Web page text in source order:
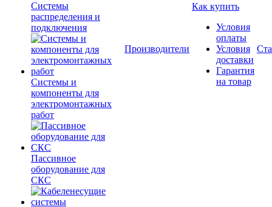
Системы
распределения и
подключения
Системы и
компоненты для
электромонтажных
работ
Пассивное
оборудование для
СКС
Производители
Как купить
Условия
оплаты
Условия
доставки
Гарантия
на товар